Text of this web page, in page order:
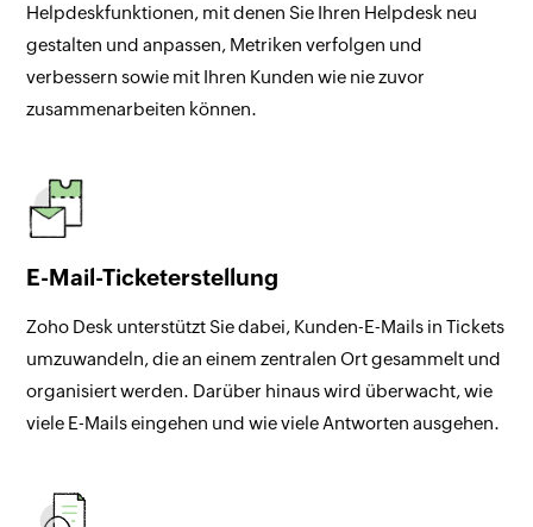
Helpdeskfunktionen, mit denen Sie Ihren Helpdesk neu
gestalten und anpassen, Metriken verfolgen und
verbessern sowie mit Ihren Kunden wie nie zuvor
zusammenarbeiten können.
E-Mail-Ticketerstellung
Zoho Desk unterstützt Sie dabei, Kunden-E-Mails in Tickets
umzuwandeln, die an einem zentralen Ort gesammelt und
organisiert werden. Darüber hinaus wird überwacht, wie
viele E-Mails eingehen und wie viele Antworten ausgehen.